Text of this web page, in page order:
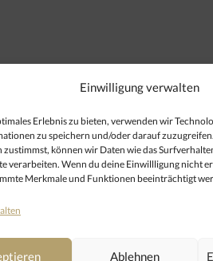
Einwilligung verwalten
Erlebnis zu bieten, verwenden wir
zu speichern und/oder darauf
zustimmst, können wir Daten wie das
verarbeiten. Wenn du deine Einwillligung nicht
Merkmale und Funktionen beeinträchtigt
Ablehnen